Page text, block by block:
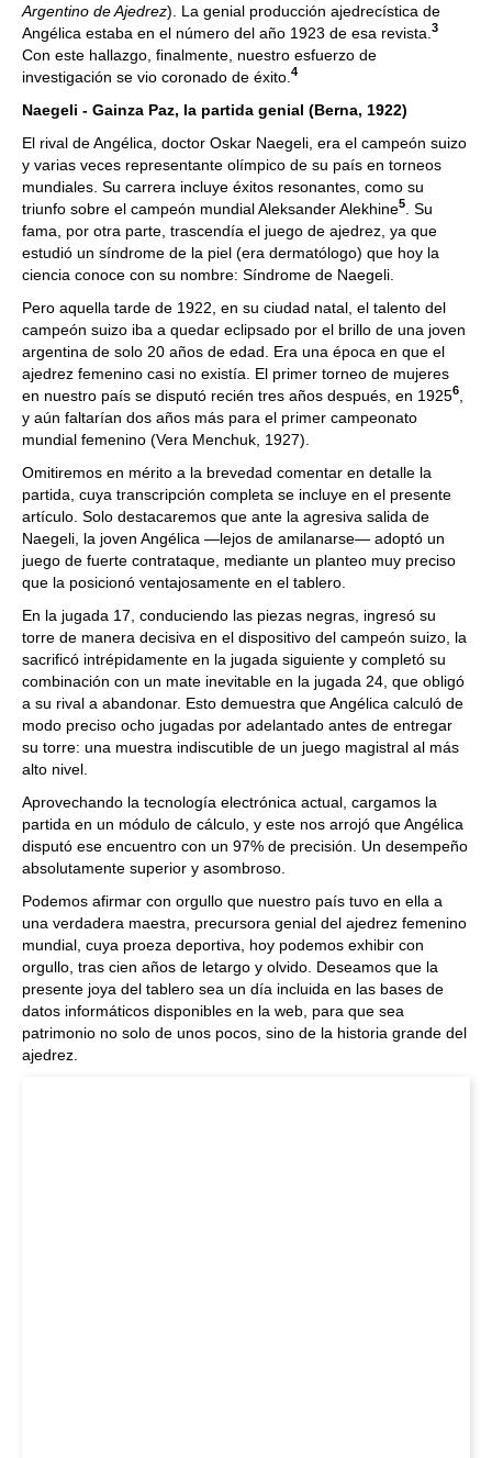
Argentino de Ajedrez). La genial producción ajedrecística de
Angélica estaba en el número del año 1923 de esa revista. 3
Con este hallazgo, finalmente, nuestro esfuerzo de
investigación se vio coronado de éxito. 4
Naegeli - Gainza Paz, la partida genial (Berna, 1922)
El rival de Angélica, doctor Oskar Naegeli, era el campeón suizo
y varias veces representante olímpico de su país en torneos
mundiales. Su carrera incluye éxitos resonantes, como su
triunfo sobre el campeón mundial Aleksander Alekhine5
. Su
fama, por otra parte, trascendía el juego de ajedrez, ya que
estudió un síndrome de la piel (era dermatólogo) que hoy la
ciencia conoce con su nombre: Síndrome de Naegeli.
Pero aquella tarde de 1922, en su ciudad natal, el talento del
campeón suizo iba a quedar eclipsado por el brillo de una joven
argentina de solo 20 años de edad. Era una época en que el
ajedrez femenino casi no existía. El primer torneo de mujeres
en nuestro país se disputó recién tres años después, en 19256
y aún faltarían dos años más para el primer campeonato
mundial femenino (Vera Menchuk, 1927).
Omitiremos en mérito a la brevedad comentar en detalle la
partida, cuya transcripción completa se incluye en el presente
artículo. Solo destacaremos que ante la agresiva salida de
Naegeli, la joven Angélica —lejos de amilanarse— adoptó un
juego de fuerte contrataque, mediante un planteo muy preciso
que la posicionó ventajosamente en el tablero.
En la jugada 17, conduciendo las piezas negras, ingresó su
torre de manera decisiva en el dispositivo del campeón suizo, la
sacrificó intrépidamente en la jugada siguiente y completó su
combinación con un mate inevitable en la jugada 24, que obligó
a su rival a abandonar. Esto demuestra que Angélica calculó de
modo preciso ocho jugadas por adelantado antes de entregar
su torre: una muestra indiscutible de un juego magistral al más
alto nivel.
Aprovechando la tecnología electrónica actual, cargamos la
partida en un módulo de cálculo, y este nos arrojó que Angélica
disputó ese encuentro con un 97% de precisión. Un desempeño
absolutamente superior y asombroso.
Podemos afirmar con orgullo que nuestro país tuvo en ella a
una verdadera maestra, precursora genial del ajedrez femenino
mundial, cuya proeza deportiva, hoy podemos exhibir con
orgullo, tras cien años de letargo y olvido. Deseamos que la
presente joya del tablero sea un día incluida en las bases de
datos informáticos disponibles en la web, para que sea
patrimonio no solo de unos pocos, sino de la historia grande del
ajedrez.